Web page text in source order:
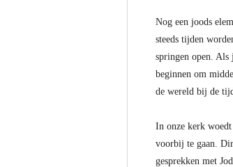
Nog een joods
steeds tijden
springen open. Als
beginnen om
de wereld bij de
In onze kerk
voorbij te gaan.
gesprekken met